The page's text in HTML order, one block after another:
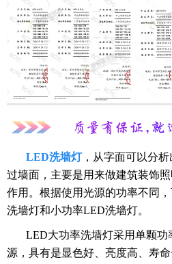
LED洗墙灯，从字面可以分
过墙面，主要是用来做建筑装饰
作用。根据使用光源的功率不同
洗墙灯和小功率LED洗墙灯。
LED大功率洗墙灯采用单颗
源，具有是显色好、亮度高、寿